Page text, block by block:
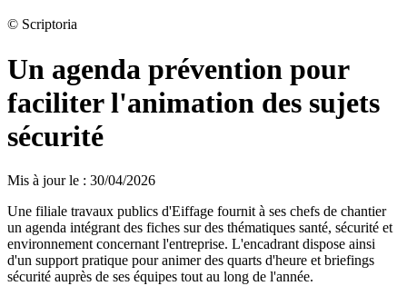
© Scriptoria
Un agenda prévention pour
faciliter l'animation des sujets
sécurité
Mis à jour le : 30/04/2026
Une filiale travaux publics d'Eiffage fournit à ses chefs de chantier
un agenda intégrant des fiches sur des thématiques santé, sécurité et
environnement concernant l'entreprise. L'encadrant dispose ainsi
d'un support pratique pour animer des quarts d'heure et briefings
sécurité auprès de ses équipes tout au long de l'année.